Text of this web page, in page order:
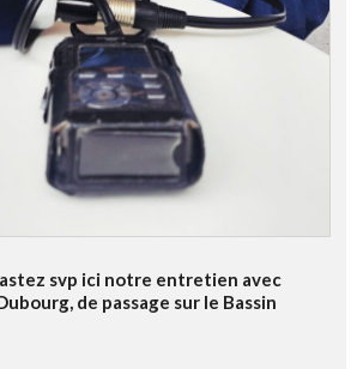
svp ici notre entretien avec
de passage sur le Bassin